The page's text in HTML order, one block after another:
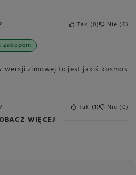
w
50 sztuk
Tak 0 Nie 0
wersji zimowej to jest jakiś kosmos
Tak 1 Nie 0
WIĘCEJ